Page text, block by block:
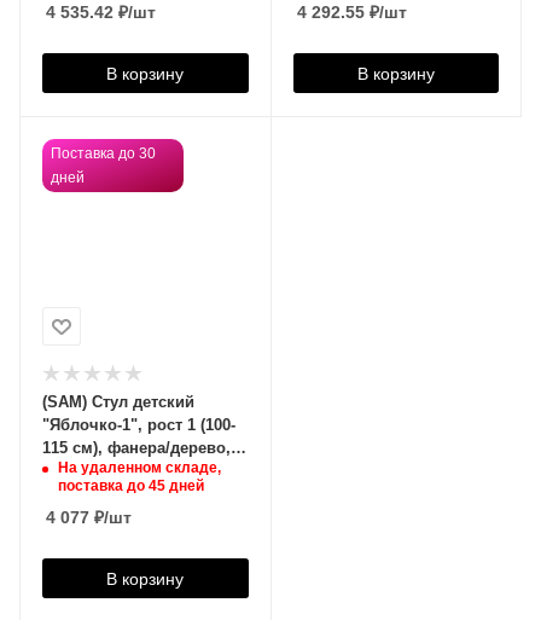
4 535.42 ₽/шт
В корзину
4 292.55₽/шт
В корзину
Поставка до 30
дней
(SAM) Стул детский
"Яблочко-1", рост 1 (100-
115 см), фанера/дерево,
желтый,
На удаленном складе,
поставка до 45 дней
4 077 ₽/шт
В корзину